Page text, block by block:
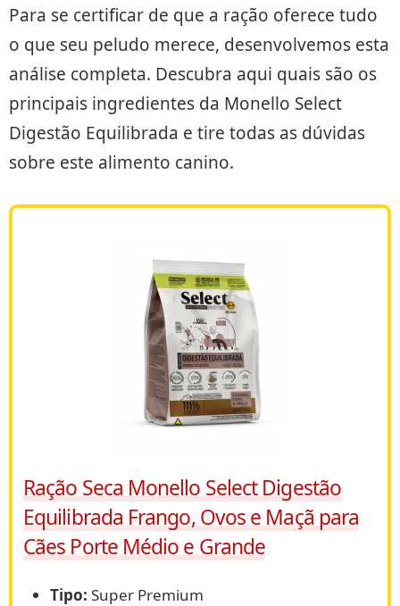
Para se certificar de que a ração oferece tudo
o que seu peludo merece, desenvolvemos esta
análise completa. Descubra aqui quais são os
principais ingredientes da Monello Select
Digestão Equilibrada e tire todas as dúvidas
sobre este alimento canino.
Ração Seca Monello Select Digestão
Equilibrada Frango, Ovos e Maçã para
Cães Porte Médio e Grande
Tipo: Super Premium